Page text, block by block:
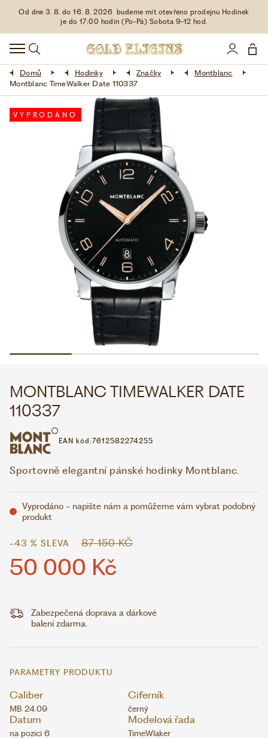
Od dne 3. 8. do 16. 8. 2026 budeme mít otevřeno prodejnu Hodinek
je do 17:00 hodin (Po-Pá) Sobota 9-12 hod.
HODINKY
DOPLŇKY
ŠPERKY
AKCE
LIMITOVANÉ EDICE
VŠE O NÁKUPU
WHATSAPP VIBER
VOLEJTE 9:00–18:00+420 775 138 346
Domů Hodinky Značky
Montblanc
Montblanc TimeWalker Date 110337
VYPRODÁNO
MONTBLANC TIMEWALKER DATE
110337
EAN kód:7612582274255
Sportovně elegantní pánské hodinky Montblanc.
Vyprodáno - napište nám a pomůžeme vám vybrat podobný
produkt
-43 % SLEVA 87 150 KČ
50 000 Kč
Zabezpečená doprava a dárkové
balení zdarma.
PARAMETRY PRODUKTU
Caliber
MB 24.09
Ciferník
černý
Datum
na pozici 6
Modelová řada
TimeWlaker